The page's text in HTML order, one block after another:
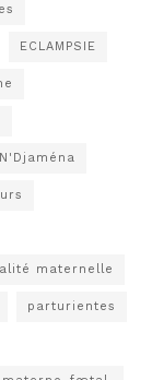
ECLAMPSIE
maternelle
parturientes